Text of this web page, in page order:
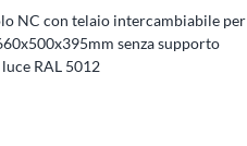
NC con telaio intercambiabile per
senza supporto
RAL 5012